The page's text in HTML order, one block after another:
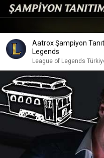
Aatrox Şampiyon
Legends
League of Legends